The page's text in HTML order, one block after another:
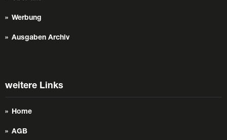
Werbung
Ausgaben Archiv
weitere Links
Home
AGB